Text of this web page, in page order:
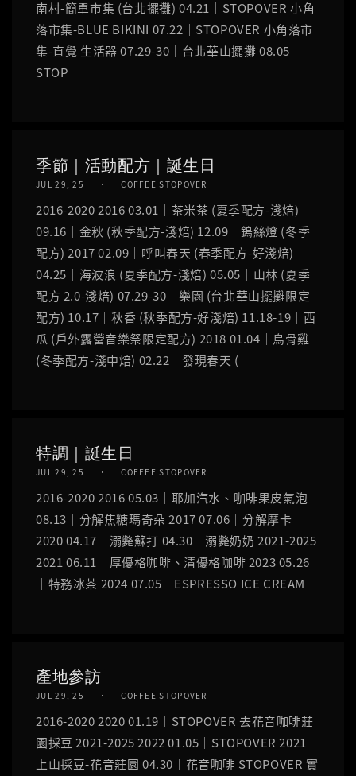
南村-簡單市集 (台北擺攤) 04.21｜STOPOVER 小角
落市集-BLUE BIKINI 07.22｜STOPOVER 小角落市
集-直覺 生活器 07.29-30｜台北華山擺攤 08.05｜
STOP
季節｜活動配方｜誕生日
JUL 29, 25 COFFEE STOPOVER
2016-2020 2016 03.01｜茶米茶 (夏季配方-淺焙)
09.16｜金秋 (秋季配方-淺焙) 12.09｜鎢絲燈 (冬季
配方) 2017 02.09｜呼叫春天 (春季配方-好淺焙)
04.25｜海波浪 (夏季配方-淺焙) 05.05｜山林 (夏季
配方 2.0-淺焙) 07.29-30｜樂園 (台北華山擺攤限定
配方) 10.17｜秋香 (秋季配方-好淺焙) 11.18-19｜西
瓜 (戶外露營音樂祭限定配方) 2018 01.04｜烏骨雞
(冬季配方-淺中焙) 02.22｜發現春天 (
特調｜誕生日
JUL 29, 25 COFFEE STOPOVER
2016-2020 2016 05.03｜耶加汽水、咖啡果皮氣泡
08.13｜分解焦糖瑪奇朵 2017 07.06｜分解摩卡
2020 04.17｜溺斃蘇打 04.30｜溺斃奶奶 2021-2025
2021 06.11｜厚優格咖啡、清優格咖啡 2023 05.26
｜特務冰茶 2024 07.05｜ESPRESSO ICE CREAM
產地參訪
JUL 29, 25 COFFEE STOPOVER
2016-2020 2020 01.19｜STOPOVER 去花音咖啡莊
園採豆 2021-2025 2022 01.05｜STOPOVER 2021
上山採豆-花音莊園 04.30｜花音咖啡 STOPOVER 實